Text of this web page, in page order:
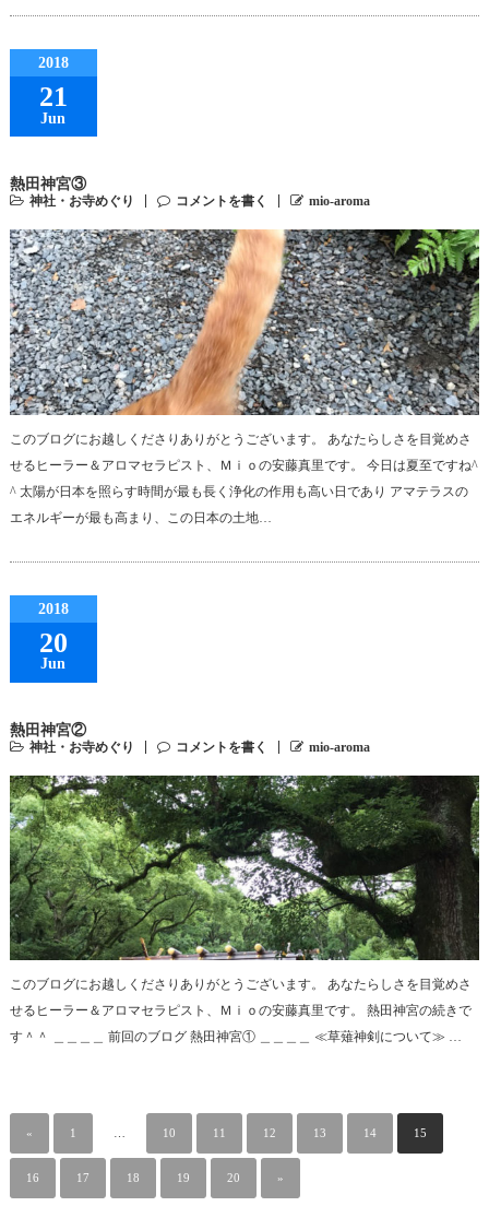
2018
21
Jun
熱田神宮③
神社・お寺めぐり コメントを書く mio-aroma
このブログにお越しくださりありがとうございます。 あなたらしさを目覚めさ
せるヒーラー＆アロマセラピスト、Ｍｉｏの安藤真里です。 今日は夏至ですね^
^ 太陽が日本を照らす時間が最も長く浄化の作用も高い日であり アマテラスの
エネルギーが最も高まり、この日本の土地…
2018
20
Jun
熱田神宮②
神社・お寺めぐり コメントを書く mio-aroma
このブログにお越しくださりありがとうございます。 あなたらしさを目覚めさ
せるヒーラー＆アロマセラピスト、Ｍｉｏの安藤真里です。 熱田神宮の続きで
す＾＾ ＿＿＿＿ 前回のブログ 熱田神宮① ＿＿＿＿ ≪草薙神剣について≫ …
« 1 10 11 12 13 14 15
16 17 18 19 20 »